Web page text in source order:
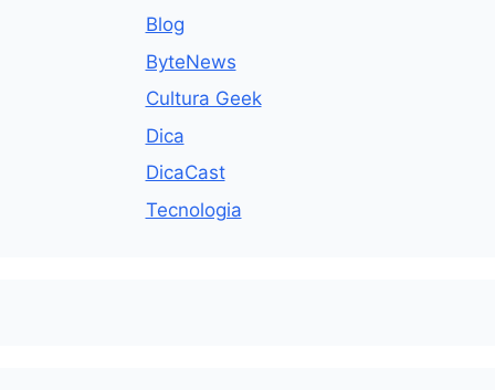
Blog
ByteNews
Cultura Geek
Dica
DicaCast
Tecnologia